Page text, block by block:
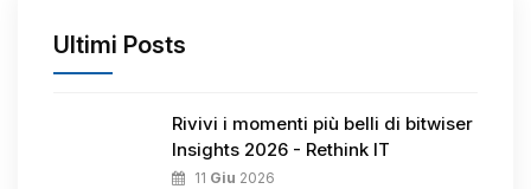
Ultimi Posts
Rivivi i momenti più belli di bitwiser
Insights 2026 - Rethink IT
11 Giu 2026